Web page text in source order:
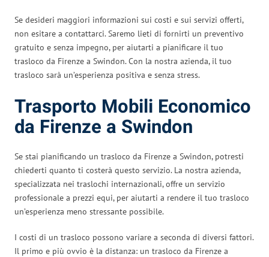
Se desideri maggiori informazioni sui costi e sui servizi offerti,
non esitare a contattarci. Saremo lieti di fornirti un preventivo
gratuito e senza impegno, per aiutarti a pianificare il tuo
trasloco da Firenze a Swindon. Con la nostra azienda, il tuo
trasloco sarà un’esperienza positiva e senza stress.
Trasporto Mobili Economico
da Firenze a Swindon
Se stai pianificando un trasloco da Firenze a Swindon, potresti
chiederti quanto ti costerà questo servizio. La nostra azienda,
specializzata nei traslochi internazionali, offre un servizio
professionale a prezzi equi, per aiutarti a rendere il tuo trasloco
un’esperienza meno stressante possibile.
I costi di un trasloco possono variare a seconda di diversi fattori.
Il primo e più ovvio è la distanza: un trasloco da Firenze a